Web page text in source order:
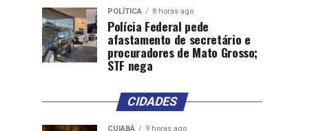
POLÍTICA 8 horas ago
Polícia Federal pede
afastamento de secretário e
procuradores de Mato Grosso;
STF nega
CIDADES
CUIABÁ 9 horas ago